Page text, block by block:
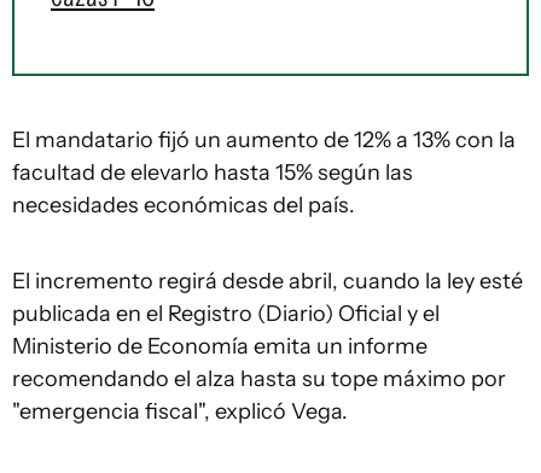
El mandatario fijó un aumento de 12% a 13% con la
facultad de elevarlo hasta 15% según las
necesidades económicas del país.
El incremento regirá desde abril, cuando la ley esté
publicada en el Registro (Diario) Oficial y el
Ministerio de Economía emita un informe
recomendando el alza hasta su tope máximo por
"emergencia fiscal", explicó Vega.